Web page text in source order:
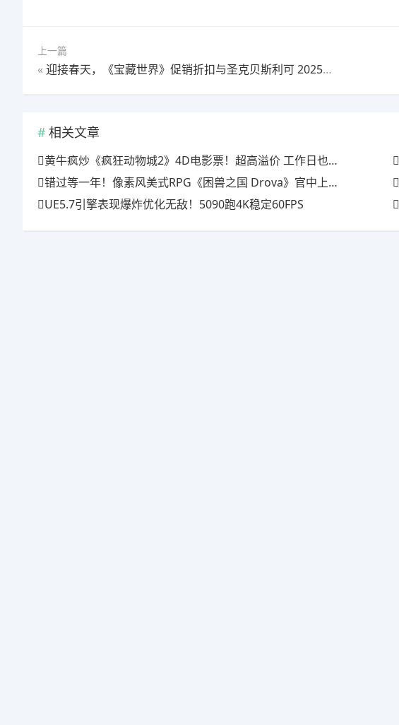
上一篇
«迎接春天，《宝藏世界》促销折扣与圣克贝斯利可 2025活动精彩上线！
相关文章
黄牛疯炒《疯狂动物城2》4D电影票！超高溢价 工作日也满场
错过等一年！像素风美式RPG《困兽之国 Drova》官中上线特惠倒计时三天
UE5.7引擎表现爆炸优化无敌！5090跑4K稳定60FPS